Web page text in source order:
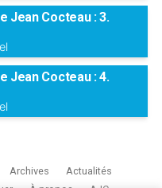
Jean Cocteau : 3.
Jean Cocteau : 4.
Archives
Actualités